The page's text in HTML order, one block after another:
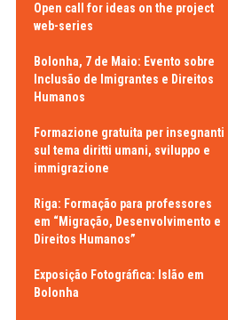
Open call for ideas on the project
web-series
Bolonha, 7 de Maio: Evento sobre
Inclusão de Imigrantes e Direitos
Humanos
Formazione gratuita per insegnanti
sul tema diritti umani, sviluppo e
immigrazione
Riga: Formação para professores
em “Migração, Desenvolvimento e
Direitos Humanos”
Exposição Fotográfica: Islão em
Bolonha